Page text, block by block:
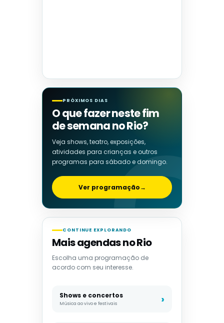
PRÓXIMOS DIAS
O que fazer neste fim
de semana no Rio?
Veja shows, teatro, exposições,
atividades para crianças e outros
programas para sábado e domingo.
Ver programação→
CONTINUE EXPLORANDO
Mais agendas no Rio
Escolha uma programação de
acordo com seu interesse.
Shows e concertos
Música ao vivo e festivais